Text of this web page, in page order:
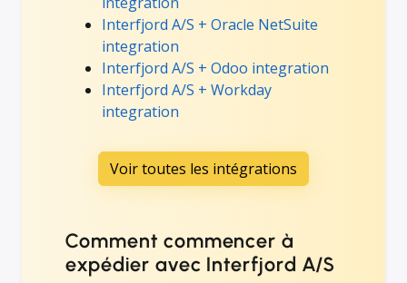
Interfjord A/S + Oracle NetSuite
integration
Interfjord A/S + Odoo integration
Interfjord A/S + Workday
integration
Voir toutes les intégrations
Comment commencer à
expédier avec Interfjord A/S